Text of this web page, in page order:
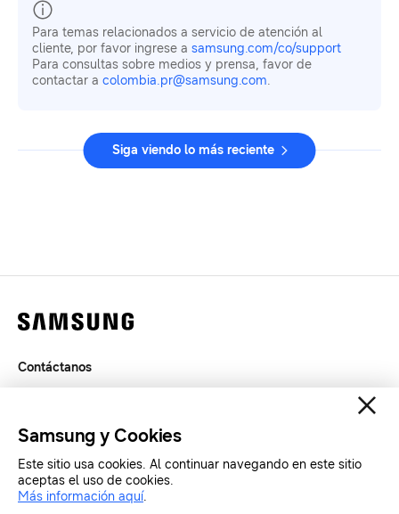
Para temas relacionados a servicio de atención al
cliente, por favor ingrese a samsung.com/co/support
Para consultas sobre medios y prensa, favor de
contactar a colombia.pr@samsung.com.
Siga viendo lo más reciente
Contáctanos
SAMSUNG.COM
Copyright© SAMSUNG Todos los derechos reservados.
Samsung y Cookies
Este sitio usa cookies. Al continuar navegando en este sitio
aceptas el uso de cookies.
Más información aquí.